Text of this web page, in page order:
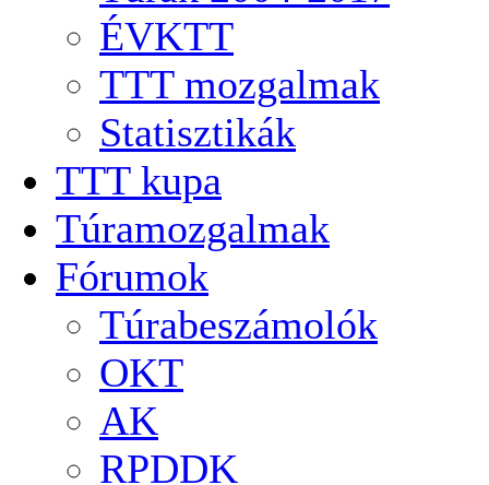
ÉVKTT
TTT mozgalmak
Statisztikák
TTT kupa
Túramozgalmak
Fórumok
Túrabeszámolók
OKT
AK
RPDDK